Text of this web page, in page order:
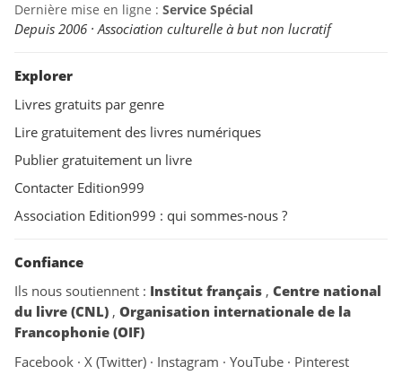
Dernière mise en ligne : Service Spécial
Depuis 2006 · Association culturelle à but non lucratif
Explorer
Livres gratuits par genre
Lire gratuitement des livres numériques
Publier gratuitement un livre
Contacter Edition999
Association Edition999 : qui sommes-nous ?
Confiance
Ils nous soutiennent : Institut français , Centre national
du livre (CNL) , Organisation internationale de la
Francophonie (OIF)
Facebook · X (Twitter) · Instagram · YouTube · Pinterest